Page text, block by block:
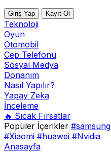
Giriş Yap Kayıt Ol
Teknoloji
Oyun
Otomobil
Cep Telefonu
Sosyal Medya
Donanım
Nasıl Yapılır?
Yapay Zeka
İnceleme
🔥 Sıcak Fırsatlar
Popüler İçerikler #samsung
#Xiaomi #huawei #Nvidia
Anasayfa